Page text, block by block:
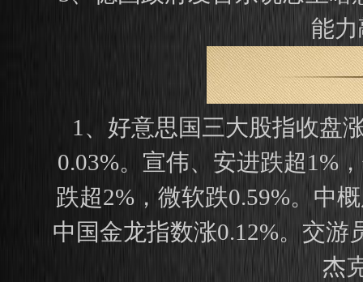
能
1、好意思国三大股指收盘
0.03%。宣伟、安进跌超1%
跌超2%，微软跌0.59%。中
中国金龙指数涨0.12%。交
杰